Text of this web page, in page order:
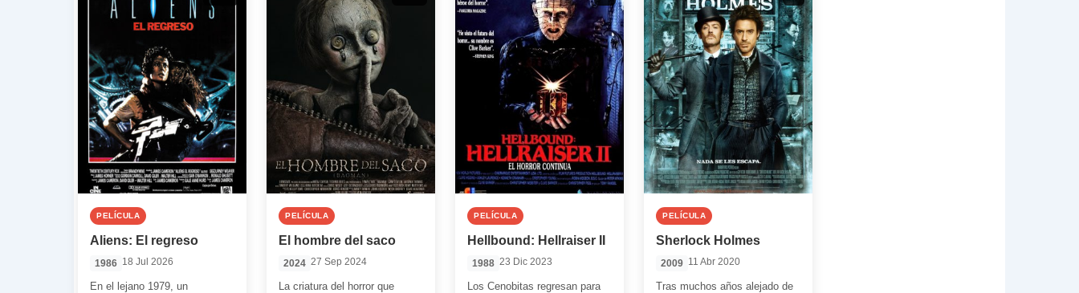
PELÍCULA
Aliens: El regreso
1986 18 Jul 2026
En el lejano 1979, un
PELÍCULA
El hombre del saco
2024 27 Sep 2024
La criatura del horror que
PELÍCULA
Hellbound: Hellraiser II
1988 23 Dic 2023
Los Cenobitas regresan para
PELÍCULA
Sherlock Holmes
2009 11 Abr 2020
Tras muchos años alejado de